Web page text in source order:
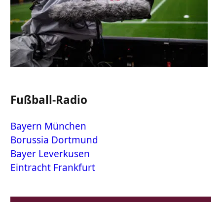
Fußball-Radio
Bayern München
Borussia Dortmund
Bayer Leverkusen
Eintracht Frankfurt